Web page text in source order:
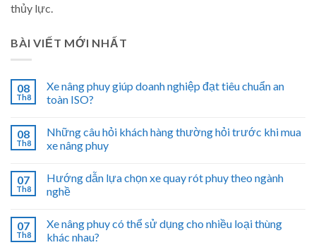
thủy lực.
BÀI VIẾT MỚI NHẤT
08
Th8
Xe nâng phuy giúp doanh nghiệp đạt tiêu chuẩn an
toàn ISO?
08
Th8
Những câu hỏi khách hàng thường hỏi trước khi mua
xe nâng phuy
07
Th8
Hướng dẫn lựa chọn xe quay rót phuy theo ngành
nghề
07
Th8
Xe nâng phuy có thể sử dụng cho nhiều loại thùng
khác nhau?